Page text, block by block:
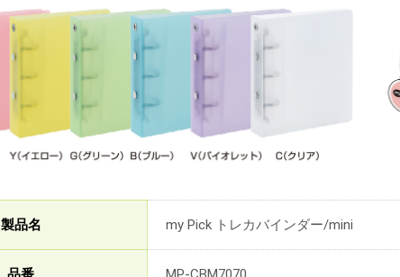
製品名 my Pick トレカバインダー/mini